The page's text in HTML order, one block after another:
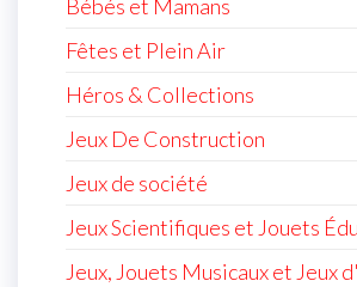
Bébés et Mamans
Fêtes et Plein Air
Héros & Collections
Jeux De Construction
Jeux de société
Jeux Scientifiques et Jouets
Jeux, Jouets Musicaux et Jeux